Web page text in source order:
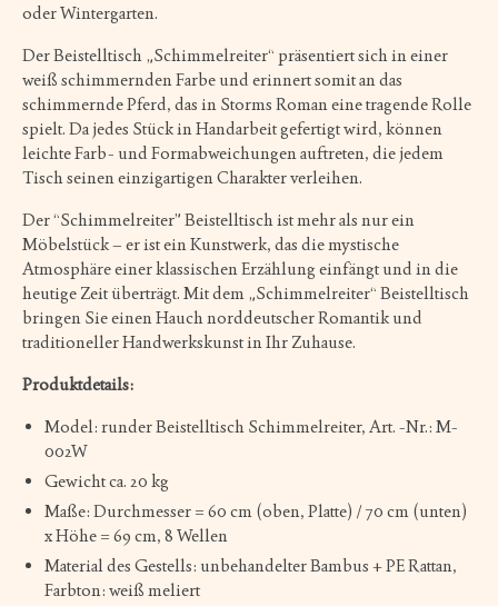
oder Wintergarten.
Der Beistelltisch „Schimmelreiter“ präsentiert sich in einer
weiß schimmernden Farbe und erinnert somit an das
schimmernde Pferd, das in Storms Roman eine tragende Rolle
spielt. Da jedes Stück in Handarbeit gefertigt wird, können
leichte Farb- und Formabweichungen auftreten, die jedem
Tisch seinen einzigartigen Charakter verleihen.
Der “Schimmelreiter” Beistelltisch ist mehr als nur ein
Möbelstück – er ist ein Kunstwerk, das die mystische
Atmosphäre einer klassischen Erzählung einfängt und in die
heutige Zeit überträgt. Mit dem „Schimmelreiter“ Beistelltisch
bringen Sie einen Hauch norddeutscher Romantik und
traditioneller Handwerkskunst in Ihr Zuhause.
Produktdetails:
Model: runder Beistelltisch Schimmelreiter, Art. -Nr.: M-
002W
Gewicht ca. 20 kg
Maße: Durchmesser = 60 cm (oben, Platte) / 70 cm (unten)
x Höhe = 69 cm, 8 Wellen
Material des Gestells: unbehandelter Bambus + PE Rattan,
Farbton: weiß meliert